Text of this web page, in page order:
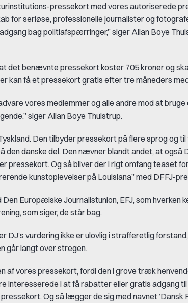
pressekort med vores autoriserede
for seriøse, professionelle journalister og
bag politiafspærringer,” siger Allan Boye
det benævnte pressekort koster 705 kroner og
kan få et pressekort gratis efter tre måneders
vores medlemmer og alle andre mod at
siger Allan Boye Thulstrup.
Den tilbyder pressekort på flere sprog og
den danske del. Den nævner blandt andet, at også
pressekort. Og så bliver der i rigt omfang teaset
kunstoplevelser på Louisiana” med DFFJ-
Europæiske Journalistunion, EFJ, som hverken
som siger, de står bag.
DJ’s vurdering ikke er ulovlig i strafferetlig
går langt over stregen.
af vores pressekort, fordi den i grove træk
interesserede i at få rabatter eller gratis adgang til
Og så lægger de sig med navnet ’Dansk